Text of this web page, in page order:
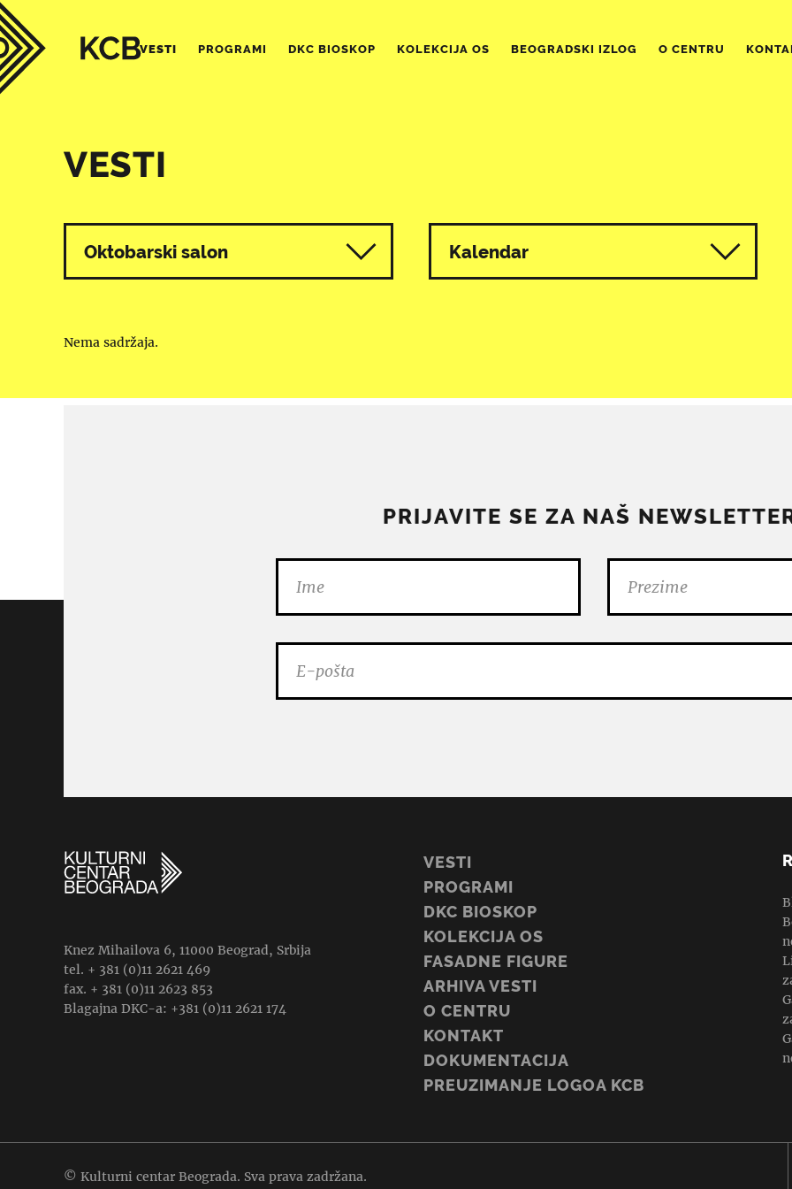
VESTI PROGRAMI DKC BIOSKOP KOLEKCIJA OS BEOGRADSKI IZLOG O CENTRU
VESTI
Svi programi
Oktobarski salon Kalendar
Nema sadržaja.
PRIJAVITE SE ZA NAŠ
Knez Mihailova 6, 11000 Beograd, Srbija
tel. + 381 (0)11 2621 469
fax. + 381 (0)11 2623 853
Blagajna DKC-a: +381 (0)11 2621 174
VESTI
PROGRAMI
DKC BIOSKOP
KOLEKCIJA OS
FASADNE FIGURE
ARHIVA VESTI
O CENTRU
KONTAKT
DOKUMENTACIJA
PREUZIMANJE LOGOA KCB
© Kulturni centar Beograda. Sva prava zadržana.